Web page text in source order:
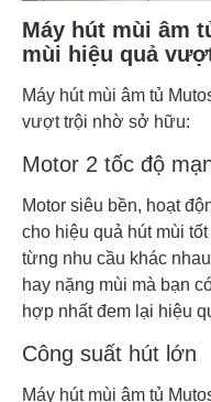
Máy hút mùi âm
mùi hiệu quả
Máy hút mùi âm tủ
vượt trội nhờ sở hữu:
Motor 2 tốc độ
Motor siêu bền, hoạt
cho hiệu quả hút mùi
từng nhu cầu khác
hay nặng mùi mà bạn
hợp nhất đem lại hiệu
Công suất hút lớn
Máy hút mùi âm tủ